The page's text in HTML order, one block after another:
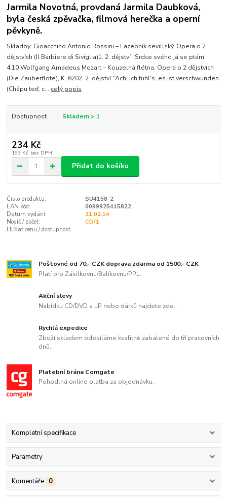
Jarmila Novotná, provdaná Jarmila Daubková,
byla česká zpěvačka, filmová herečka a operní
pěvkyně.
Skladby: Gioacchino Antonio Rossini – Lazebník sevillský. Opera o 2
dějstvích (Il Barbiere di Siviglia)1. 2. dějství "Srdce svého já se ptám"
4:10 Wolfgang Amadeus Mozart – Kouzelná flétna. Opera o 2 dějstvích
(Die Zauberflöte), K. 6202. 2. dějství "Ach, ich fühl's, es ist verschwunden
(Chápu teď, c... celý popis
Dostupnost Skladem > 1
234 Kč
193 Kč bez DPH
Přidat do košíku
Číslo produktu:
SU4158-2
EAN kód:
0099925415822
Datum vydání:
21.02.14
Nosič / počet:
CD/1
Hlídat cenu / dostupnost
Poštovné od 70,- CZK doprava zdarma od 1500,- CZK
Platí pro Zásilkovnu/Balíkovnu/PPL.
Akční slevy
Nabídku CD/DVD a LP nebo dárků najdete zde..
Rychlá expedice
Zboží skladem odesíláme kvalitně zabalené do tří pracovních
dnů..
Platební brána Comgate
Pohodlná online platba za objednávku.
Kompletní specifikace
Parametry
Komentáře 0